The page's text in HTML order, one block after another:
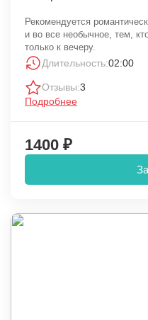
Рекомендуется
и во все необычное, тем,
только к вечеру.
Длительность:02:00
Отзывы:3
Подробнее
1400 ₽